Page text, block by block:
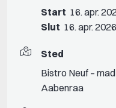
Start 16. apr.
Slut 16. apr.
Sted
Bistro Neuf –
Aabenraa